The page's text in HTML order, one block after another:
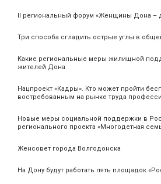
II региональный форум «Женщины Дона –
Три способа сгладить острые углы в
Какие региональные меры жилищной
жителей Дона
Нацпроект «Кадры». Кто может пройти
востребованным на рынке труда
Новые меры социальной поддержки в
регионального проекта «Многодетная
Женсовет города Волгодонска
На Дону будут работать пять площадок